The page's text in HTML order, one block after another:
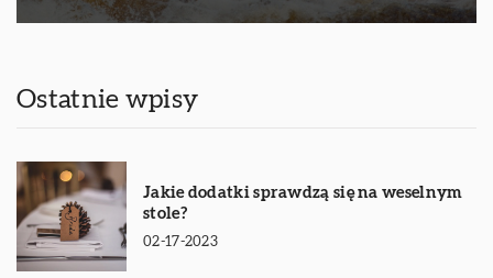
Ostatnie wpisy
Jakie dodatki sprawdzą się na weselnym
stole?
02-17-2023